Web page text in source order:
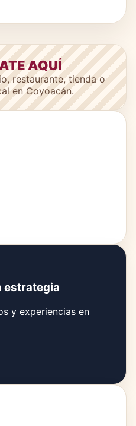
AQUÍ
restaurante, tienda o
en Coyoacán.
estrategia
y experiencias en